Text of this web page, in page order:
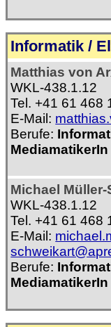
Informatik /
Matthias von
WKL-438.1.12
Tel. +41 61 468
E-Mail:
Berufe:
MediamatikerIn
Michael
WKL-438.1.12
Tel. +41 61 468
E-Mail:
Berufe:
MediamatikerIn